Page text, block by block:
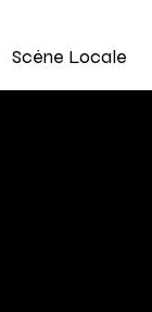
Scène Locale